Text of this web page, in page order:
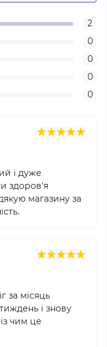
2
0
0
0
0
і дуже
здоров'я
магазину за
за місяць
і знову
чим це